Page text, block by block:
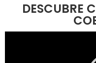
DESCUBRE